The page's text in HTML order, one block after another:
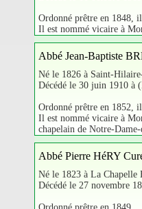
Ordonné prêtre en 1848,
Il est nommé vicaire à
Abbé Jean-Baptiste
Né le 1826 à Saint-
Décédé le 30 juin 1910 à
Ordonné prêtre en 1852,
Il est nommé vicaire à
chapelain de Notre-
Abbé Pierre HéRY
Né le 1823 à La Chapelle
Décédé le 27 novembre